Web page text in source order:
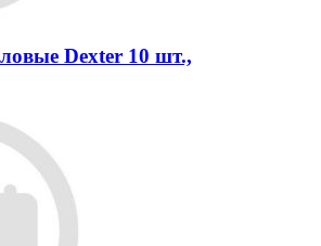
Dexter 10 шт.,